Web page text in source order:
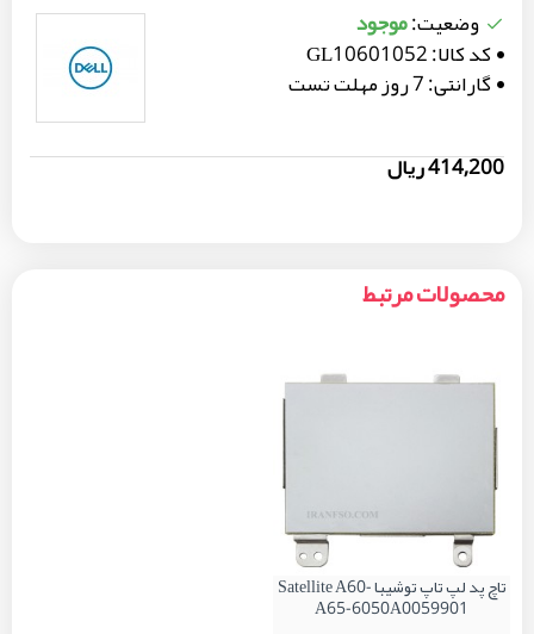
وضعیت:موجود
کد کالا:GL10601052
گارانتی:7 روز مهلت تست
414,200 ریال
محصولات مرتبط
تاچ پد لپ تاپ توشیبا Satellite A60-
A65-6050A0059901